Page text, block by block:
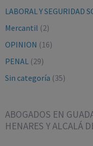
LABORAL Y SEGURIDAD
Mercantil (2)
OPINION (16)
PENAL (29)
Sin categoría (35)
ABOGADOS EN
HENARES Y ALCALÁ